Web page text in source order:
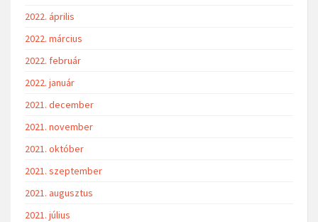
2022. április
2022. március
2022. február
2022. január
2021. december
2021. november
2021. október
2021. szeptember
2021. augusztus
2021. július